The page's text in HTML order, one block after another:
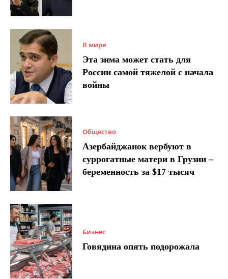
В мире
Эта зима может стать для
России самой тяжелой с начала
войны
Общество
Азербайджанок вербуют в
суррогатные матери в Грузии –
беременность за $17 тысяч
Бизнес
Говядина опять подорожала